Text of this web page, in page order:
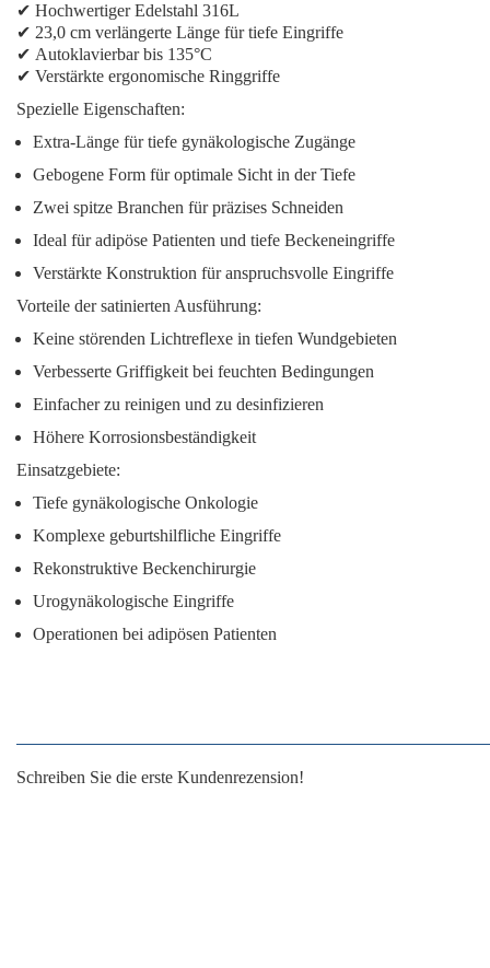
✔ Hochwertiger Edelstahl 316L
✔ 23,0 cm verlängerte Länge für tiefe Eingriffe
✔ Autoklavierbar bis 135°C
✔ Verstärkte ergonomische Ringgriffe
Spezielle Eigenschaften:
Extra-Länge für tiefe gynäkologische Zugänge
Gebogene Form für optimale Sicht in der Tiefe
Zwei spitze Branchen für präzises Schneiden
Ideal für adipöse Patienten und tiefe Beckeneingriffe
Verstärkte Konstruktion für anspruchsvolle Eingriffe
Vorteile der satinierten Ausführung:
Keine störenden Lichtreflexe in tiefen Wundgebieten
Verbesserte Griffigkeit bei feuchten Bedingungen
Einfacher zu reinigen und zu desinfizieren
Höhere Korrosionsbeständigkeit
Einsatzgebiete:
Tiefe gynäkologische Onkologie
Komplexe geburtshilfliche Eingriffe
Rekonstruktive Beckenchirurgie
Urogynäkologische Eingriffe
Operationen bei adipösen Patienten
Schreiben Sie die erste Kundenrezension!